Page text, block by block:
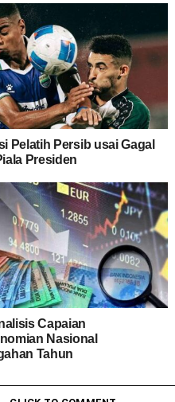
Pelatih Persib usai Gagal
Presiden
Capaian
Nasional
Tahun